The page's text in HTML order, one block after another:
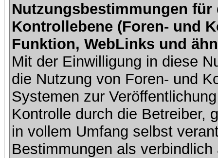
Nutzungsbestimmungen
Kontrollebene (Foren- und
Funktion, WebLinks und
Mit der Einwilligung in diese
die Nutzung von Foren- und
Systemen zur
Kontrolle durch die Betreiber,
in vollem Umfang selbst
Bestimmungen als verbindlich